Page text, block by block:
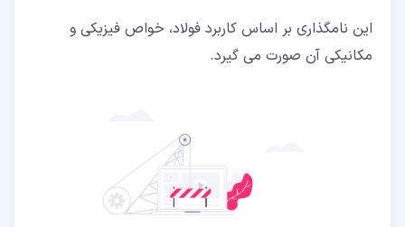
این نامگذاری بر اساس کاربرد فولاد، خواص فیزیکی و
مکانیکی آن صورت می گیرد.